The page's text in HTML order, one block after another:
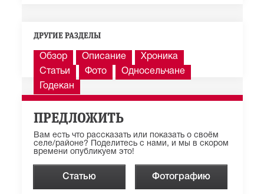
ДРУГИЕ РАЗДЕЛЫ
Обзор Описание
Хроника
Статьи
Фото
Односельчане
Годекан
ПРЕДЛОЖИТЬ
Вам есть что рассказать или показать о своём
селе/районе? Поделитесь с нами, и мы в скором
времени опубликуем это!
Статью Фотографию